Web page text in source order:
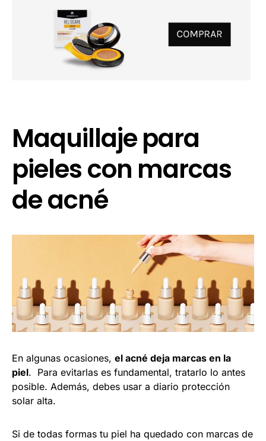
Maquillaje para
pieles con marcas
de acné
En algunas ocasiones, el acné deja marcas en la
piel. Para evitarlas es fundamental, tratarlo lo antes
posible. Además, debes usar a diario protección
solar alta.
Si de todas formas tu piel ha quedado con marcas de